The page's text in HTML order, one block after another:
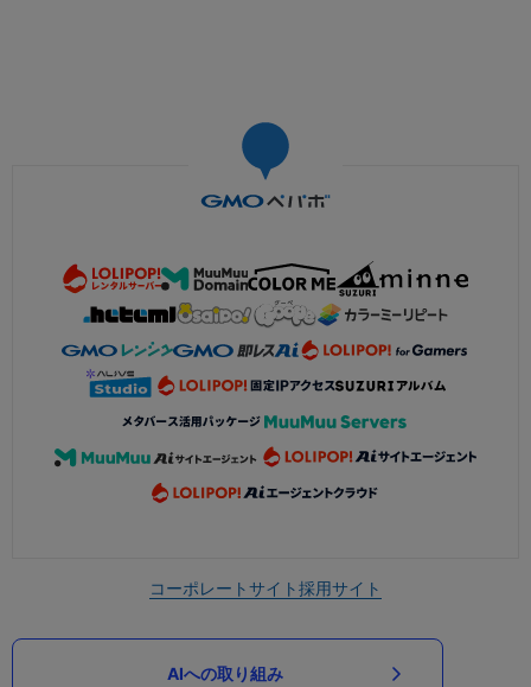
コーポレートサイト採用サイト
AIへの取り組み